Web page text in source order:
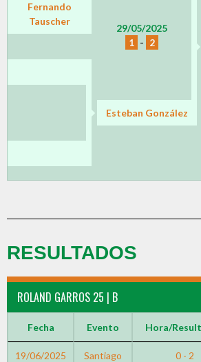
29/05/2025
1 - 2
Fernando
Tauscher
Esteban González
RESULTADOS
ROLAND GARROS 25 | B
Fecha Evento Hora/
19/06/2025
Santiago
0 - 2